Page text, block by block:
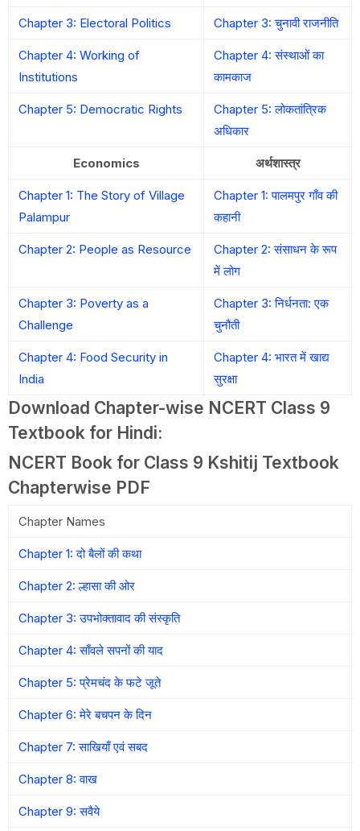
Chapter 3: Electoral Politics Chapter 3: चुनावी राजनीति
Chapter 4: Working of
Institutions
Chapter 4: संस्थाओं का
कामकाज
Chapter 5: Democratic Rights
Chapter 5: लोकतांत्रिक
अधिकार
Economics अर्थशास्त्र
Chapter 1: The Story of Village
Palampur
Chapter 1: पालमपुर गाँव की
कहानी
Chapter 2: People as Resource
Chapter 2: संसाधन के रूप
में लोग
Chapter 3: Poverty as a
Challenge
Chapter 3: निर्धनता: एक
चुनौती
Chapter 4: Food Security in
India
Chapter 4: भारत में खाद्य
सुरक्षा
Download Chapter-wise NCERT Class 9
Textbook for Hindi:
NCERT Book for Class 9 Kshitij Textbook
Chapterwise PDF
Chapter Names
Chapter 1: दो बैलों की कथा
Chapter 2: ल्हासा की ओर
Chapter 3: उपभोक्तावाद की संस्कृति
Chapter 4: साँवले सपनों की याद
Chapter 5: प्रेमचंद के फटे जूते
Chapter 6: मेरे बचपन के दिन
Chapter 7: साखियाँ एवं सबद
Chapter 8: वाख
Chapter 9: सवैये